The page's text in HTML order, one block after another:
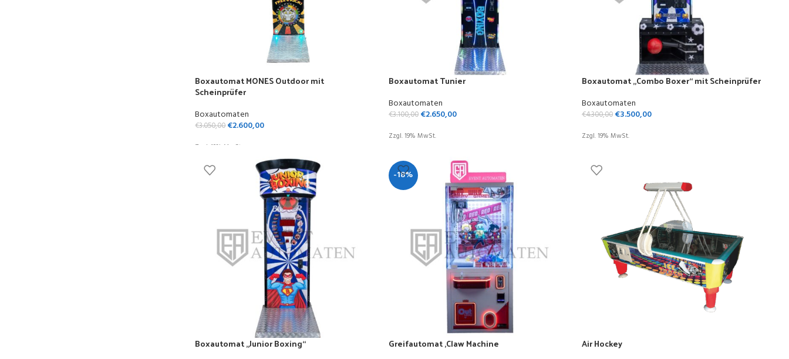
Boxautomat MONES Outdoor mit
Scheinprüfer
Boxautomaten
€3.050,00€2.600,00
Zzgl. 19% MwSt.
Boxautomat Tunier
Boxautomaten
€3.100,00 €2.650,00
Zzgl. 19% MwSt.
Boxautomat „Combo Boxer“ mit Scheinprüfer
Boxautomaten
€4.300,00 €3.500,00
Zzgl. 19% MwSt.
Boxautomat „Junior Boxing“
-18%
Greifautomat ,Claw Machine Air Hockey